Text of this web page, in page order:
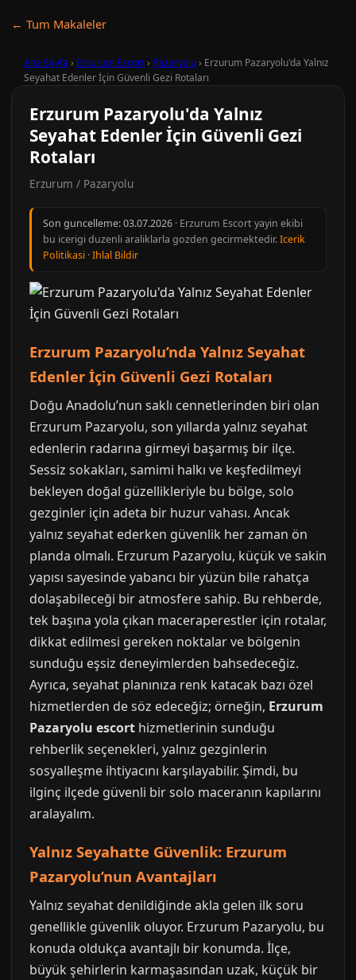
← Tum Makaleler
Ana Sayfa › Erzurum Escort› Pazaryolu› Erzurum Pazaryolu'da Yalnız
Seyahat Edenler İçin Güvenli Gezi Rotaları
Erzurum Pazaryolu'da Yalnız
Seyahat Edenler İçin Güvenli Gezi
Rotaları
Erzurum / Pazaryolu
Son guncelleme:03.07.2026 · Erzurum Escort yayin ekibi
bu icerigi duzenli araliklarla gozden gecirmektedir.Icerik
Politikasi ·Ihlal Bildir
Erzurum Pazaryolu’nda Yalnız Seyahat
Edenler İçin Güvenli Gezi Rotaları
Doğu Anadolu’nun saklı cennetlerinden biri olan
Erzurum Pazaryolu, son yıllarda yalnız seyahat
edenlerin radarına girmeyi başarmış bir ilçe.
Sessiz sokakları, samimi halkı ve keşfedilmeyi
bekleyen doğal güzellikleriyle bu bölge, solo
gezginler için adeta bir huzur vahası. Ancak
yalnız seyahat ederken güvenlik her zaman ön
planda olmalı. Erzurum Pazaryolu, küçük ve sakin
yapısı sayesinde yabancı bir yüzün bile rahatça
dolaşabileceği bir atmosfere sahip. Bu rehberde,
tek başına yola çıkan maceraperestler için rotalar,
dikkat edilmesi gereken noktalar ve bölgenin
sunduğu eşsiz deneyimlerden bahsedeceğiz.
Ayrıca, seyahat planınıza renk katacak bazı özel
hizmetlerden de söz edeceğiz; örneğin, Erzurum
Pazaryolu escort hizmetlerinin sunduğu
rehberlik seçenekleri, yalnız gezginlerin
sosyalleşme ihtiyacını karşılayabilir. Şimdi, bu
ilginç ilçede güvenli bir solo maceranın kapılarını
aralayalım.
Yalnız Seyahatte Güvenlik: Erzurum
Pazaryolu’nun Avantajları
Yalnız seyahat denildiğinde akla gelen ilk soru
genellikle güvenlik oluyor. Erzurum Pazaryolu, bu
konuda oldukça avantajlı bir konumda. İlçe,
büyük şehirlerin karmaşasından uzak, küçük bir